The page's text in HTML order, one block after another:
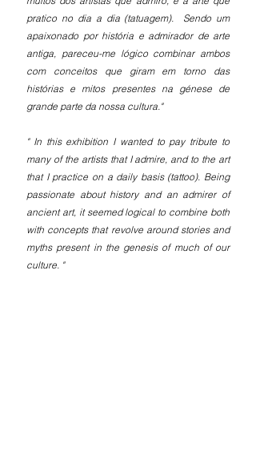
pratico no dia a dia (tatuagem).  Sendo um
apaixonado por história e admirador de arte
antiga, pareceu-me lógico combinar ambos
com conceitos que giram em torno das
histórias e mitos presentes na génese de
grande parte da nossa cultura."
" In this exhibition I wanted to pay tribute to
many of the artists that I admire, and to the art
that I practice on a daily basis (tattoo). Being
passionate about history and an admirer of
ancient art, it seemed logical to combine both
with concepts that revolve around stories and
myths present in the genesis of much of our
culture. "